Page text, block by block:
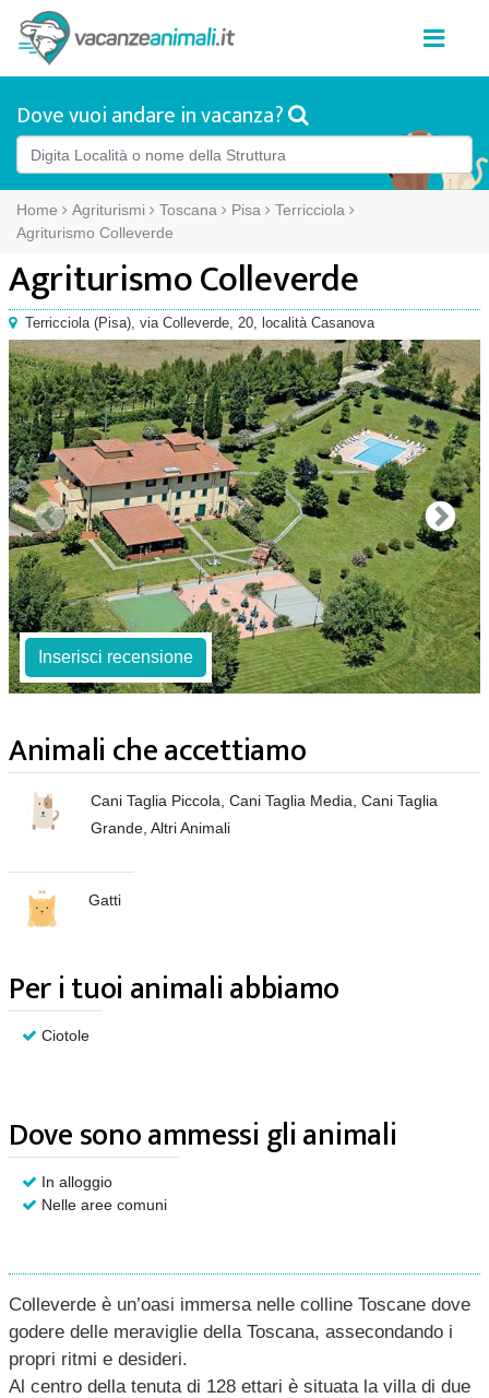
Dove vuoi andare in vacanza?
Home Agriturismi Toscana Pisa
Terricciola
Agriturismo Colleverde
Agriturismo Colleverde
Terricciola(Pisa), via Colleverde, 20, località Casanova
Inserisci recensione
Animali che accettiamo
Cani Taglia Piccola, Cani Taglia Media, Cani Taglia
Grande, Altri Animali
Gatti
Per i tuoi animali abbiamo
Ciotole
Dove sono ammessi gli animali
In alloggio
Nelle aree comuni
Colleverde è un’oasi immersa nelle colline Toscane dove
godere delle meraviglie della Toscana, assecondando i
propri ritmi e desideri.
Al centro della tenuta di 128 ettari è situata la villa di due